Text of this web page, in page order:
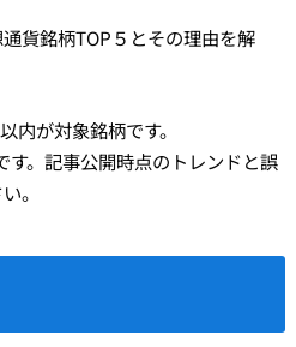
貨銘柄TOP５とその理由を解
が対象銘柄です。
。記事公開時点のトレンドと誤
。